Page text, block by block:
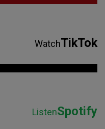
WatchTikTok
ListenSpotify